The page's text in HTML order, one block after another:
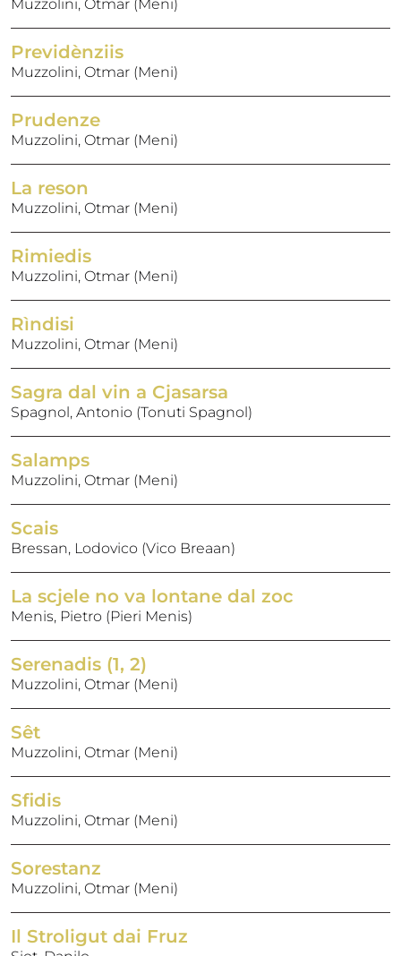
Muzzolini, Otmar (Meni)
Previdènziis
Muzzolini, Otmar (Meni)
Prudenze
Muzzolini, Otmar (Meni)
La reson
Muzzolini, Otmar (Meni)
Rimiedis
Muzzolini, Otmar (Meni)
Rìndisi
Muzzolini, Otmar (Meni)
Sagra dal vin a Cjasarsa
Spagnol, Antonio (Tonuti Spagnol)
Salamps
Muzzolini, Otmar (Meni)
Scais
Bressan, Lodovico (Vico Breaan)
La scjele no va lontane dal zoc
Menis, Pietro (Pieri Menis)
Serenadis (1, 2)
Muzzolini, Otmar (Meni)
Sêt
Muzzolini, Otmar (Meni)
Sfidis
Muzzolini, Otmar (Meni)
Sorestanz
Muzzolini, Otmar (Meni)
Il Stroligut dai Fruz